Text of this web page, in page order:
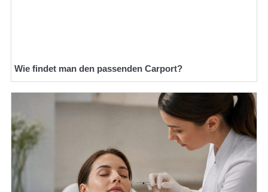
Wie findet man den passenden Carport?